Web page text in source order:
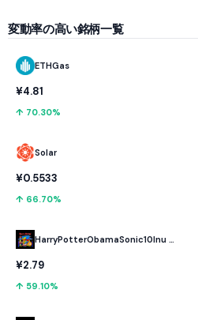
変動率の高い銘柄一覧
ETHGas
¥4.81
↑ 70.30%
Solar
¥0.5533
↑ 66.70%
HarryPotterObamaSonic10Inu (ETH)
¥2.79
↑ 59.10%